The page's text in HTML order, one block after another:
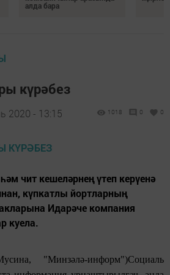
алда бара
күрәбез
2020 - 13:15 1018 0 0
чит кешеләрнең үтеп керүенә
күпкатлы йортларның
Идарәче компания
куела.
"Минзәлә-информ")Социаль